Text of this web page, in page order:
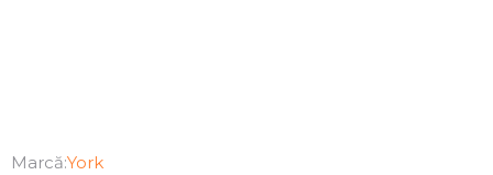
Marcă:York